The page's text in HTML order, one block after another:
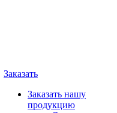
Заказать
Заказать нашу
продукцию